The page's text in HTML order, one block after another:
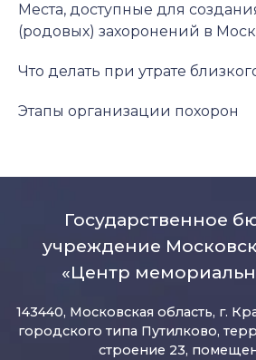
Места, доступные для
(родовых) захоронений в
Что делать при утрате
Этапы организации похорон
Государственное
учреждение
«Центр
143440, Московская область, г.
городского типа Путилково,
строение 23,